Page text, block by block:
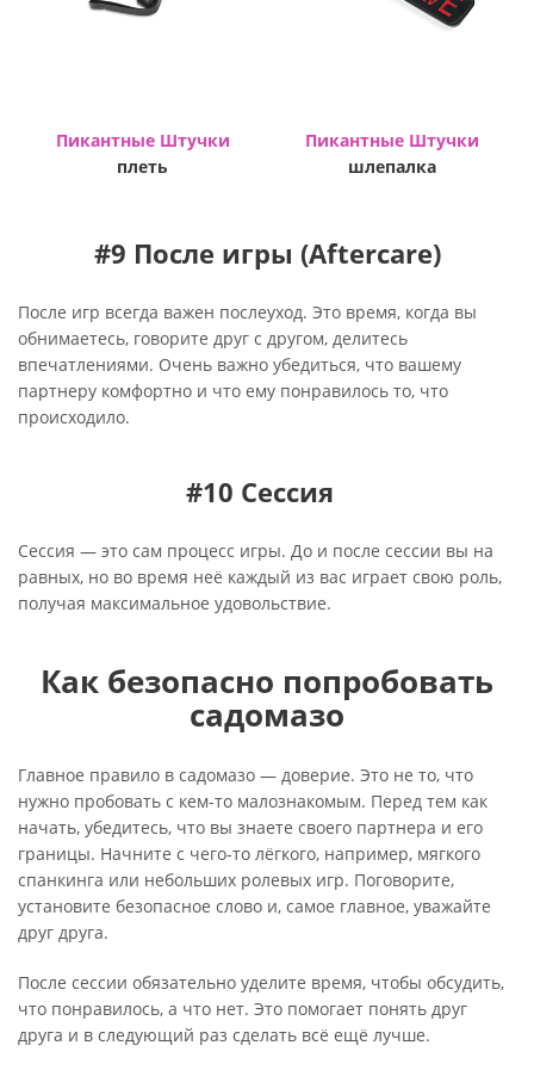
Пикантные Штучки
плеть
Пикантные Штучки
шлепалка
#9 После игры (Aftercare)
После игр всегда важен послеуход. Это время, когда вы
обнимаетесь, говорите друг с другом, делитесь
впечатлениями. Очень важно убедиться, что вашему
партнеру комфортно и что ему понравилось то, что
происходило.
#10 Сессия
Сессия — это сам процесс игры. До и после сессии вы на
равных, но во время неё каждый из вас играет свою роль,
получая максимальное удовольствие.
Как безопасно попробовать
садомазо
Главное правило в садомазо — доверие. Это не то, что
нужно пробовать с кем-то малознакомым. Перед тем как
начать, убедитесь, что вы знаете своего партнера и его
границы. Начните с чего-то лёгкого, например, мягкого
спанкинга или небольших ролевых игр. Поговорите,
установите безопасное слово и, самое главное, уважайте
друг друга.
После сессии обязательно уделите время, чтобы обсудить,
что понравилось, а что нет. Это помогает понять друг
друга и в следующий раз сделать всё ещё лучше.